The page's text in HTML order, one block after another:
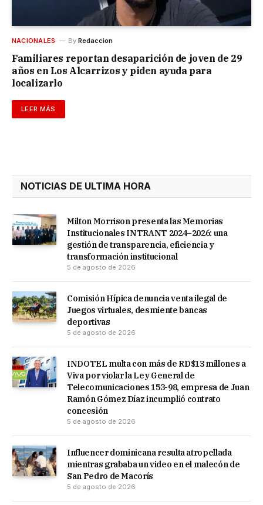
NACIONALES By Redaccion
Familiares reportan desaparición de joven de 29
años en Los Alcarrizos y piden ayuda para
localizarlo
LEER MÁS
NOTICIAS DE ULTIMA HORA
Milton Morrison presenta las Memorias
Institucionales INTRANT 2024–2026: una
gestión de transparencia, eficiencia y
transformación institucional
5 de agosto de 2026
Comisión Hípica denuncia venta ilegal de
Juegos virtuales, desmiente bancas
deportivas
5 de agosto de 2026
INDOTEL multa con más de RD$13 millones a
Viva por violar la Ley General de
Telecomunicaciones 153-98, empresa de Juan
Ramón Gómez Díaz incumplió contrato
concesión
5 de agosto de 2026
Influencer dominicana resulta atropellada
mientras grababa un video en el malecón de
San Pedro de Macorís
5 de agosto de 2026